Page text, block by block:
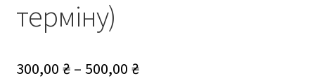
терміну)
300,00 ₴ – 500,00 ₴Діапазон